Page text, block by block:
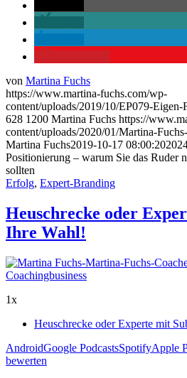
von Martina Fuchs
https://www.martina-fuchs.com/wp-
content/uploads/2019/10/EP079-
628 1200 Martina Fuchs https://
content/uploads/2020/01/Martina-
Martina Fuchs2019-10-17 08:00:20
Positionierung – warum Sie das Ruder
sollten
Erfolg, Expert-Branding
Heuschrecke oder
Ihre Wahl!
1x
Heuschrecke oder Experte mit
AndroidGoogle PodcastsSpotifyApple
bewerten